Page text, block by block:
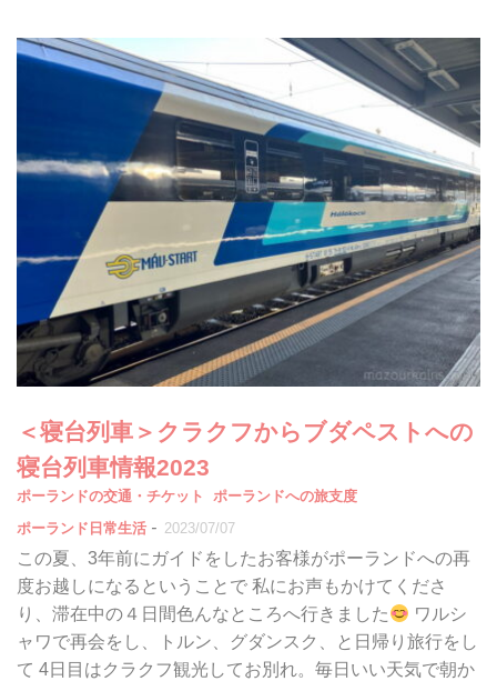
＜寝台列車＞クラクフからブダペストへの
寝台列車情報2023
ポーランドの交通・チケット
ポーランドへの旅支度
ポーランド日常生活 - 2023/07/07
この夏、3年前にガイドをしたお客様がポーランドへの再
度お越しになるということで 私にお声もかけてくださ
り、滞在中の４日間色んなところへ行きました
ワルシ
ャワで再会をし、トルン、グダンスク、と日帰り旅行をし
て 4日目はクラクフ観光してお別れ。毎日いい天気で朝か